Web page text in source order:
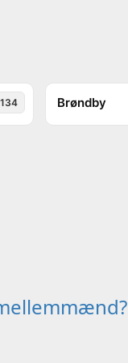
134 Brøndby